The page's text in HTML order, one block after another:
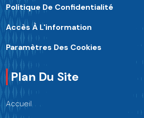
Politique De Confidentialité
Accès À L'information
Paramètres Des Cookies
Plan Du Site
Accueil